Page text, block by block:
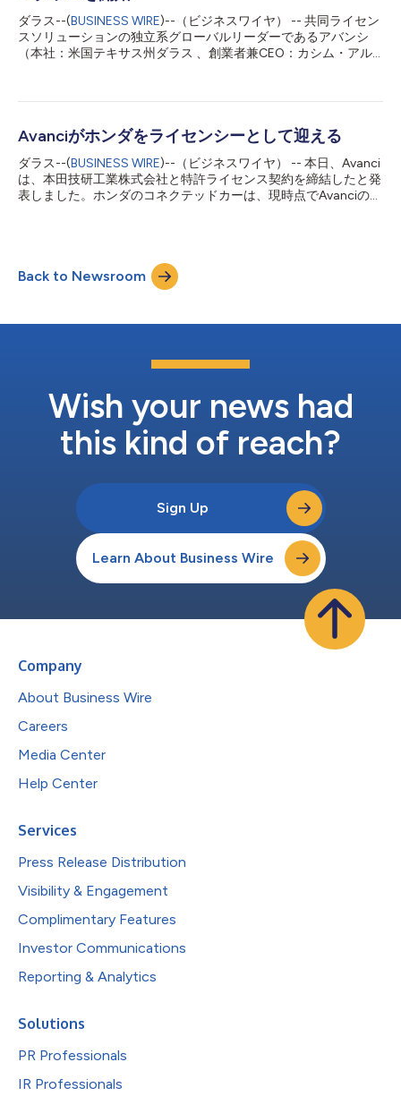
れにより、ジェネシス、起亜、現代ブランドの5Gコネクテッド
カーが、現在Avanci 5G Vehicleプログラムに参加している62社の
ライセンサー、および今後参加するライセンサーの5G、4G、
3G、2Gの標準必須特許のライセンスを取得することになりま
ダラス--(BUSINESS WIRE)--（ビジネスワイヤ） -- 共同ライセン
スソリューションの独立系グローバルリーダーであるアバンシ
（本社：米国テキサス州ダラス 、創業者兼CEO：カシム・アル
グラムの開始を発表しました。 アバンシの創業者兼CEOである
います。 「アバンシは、テクノロジーの共有方法を変革すると
の発明家の功績が認められ、報われることを保証します。 また
同時に、企業は、テクノロジーへのアクセスを簡易化すること
で、世界中の人々の生活を日々向上させる素晴らしい新製品を開
能にするC-V2X（セルラーV2X・自動車とあらゆるモノを繋げる
無線通信技術）も含ま...
Avanciがホンダをライセンシーとして迎える
ダラス--(BUSINESS WIRE)--（ビジネスワイヤ） -- 本日、Avanci
は、本田技研工業株式会社と特許ライセンス契約を締結したと発
表しました。ホンダのコネクテッドカーは、現時点でAvanciの自
で最高経営責任者（CEO）のカシム・アルファラヒは、次のよう
に述べています。「夢の力を原動力とする企業である本田技研工
業株式会社をAvanciに迎えることができ、大変うれしく思いま
格の固定料金を支払うことで、多くの異なる特許権者の知的財産
技術を共有する方法を変革してきました。Avanciは、技術共有の
プロセスを合理化することで、自動車メーカーへコネクテッドカ
で提供します。参加自動車ブランドは80を超え、世界の道路を
Back to Newsroom
Wish your news had
this kind of reach?
Sign Up
Learn About Business Wire
Company
About Business Wire
Careers
Media Center
Help Center
Services
Press Release Distribution
Visibility & Engagement
Complimentary Features
Investor Communications
Reporting & Analytics
Solutions
PR Professionals
IR Professionals